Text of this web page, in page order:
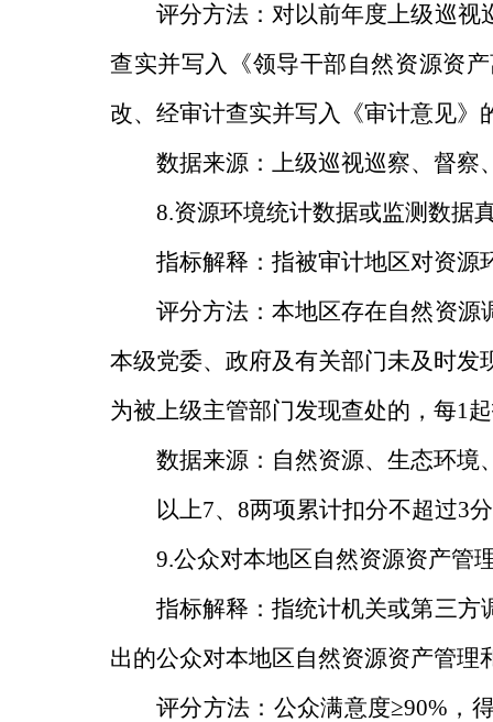
评分方法：对以前年度上级巡视
查实并写入《领导干部自然资源资
改、经审计查实并写入《审计意见》
数据来源：上级巡视巡察、督察
8.资源环境统计数据或监测数据
指标解释：指被审计地区对资源
评分方法：本地区存在自然资源
本级党委、政府及有关部门未及时发
为被上级主管部门发现查处的，每1
数据来源：自然资源、生态环境
以上7、 8两项累计扣分不超过3
9.公众对本地区自然资源资产管
指标解释：指统计机关或第三方
出的公众对本地区自然资源资产管
评分方法：公众满意度≥90% ，